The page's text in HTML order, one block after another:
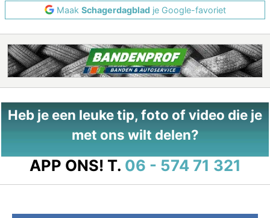
Maak Schagerdagbladje Google-favoriet
Heb je een leuke tip, foto of video die je
met ons wilt delen?
APP ONS! T. 06 - 574 71 321